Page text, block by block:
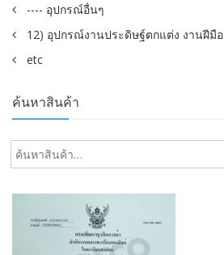
---- อุปกรณ์อื่นๆ
12) อุปกรณ์งานประดิษฐ์ตกแต่ง งานฝีมือ
etc
ค้นหาสินค้า
ค้นหา: